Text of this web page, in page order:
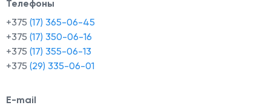
Телефоны
+375 (17) 365-06-45
+375 (17) 350-06-16
+375 (17) 355-06-13
+375 (29) 335-06-01
E-mail